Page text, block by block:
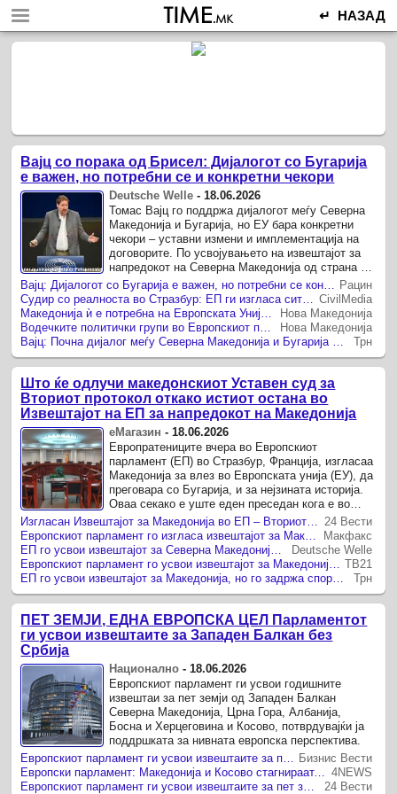
↵ НАЗАД
Вајц со порака од Брисел: Дијалогот со Бугарија
е важен, но потребни се и конкретни чекори
Deutsche Welle - 18.06.2026
Томас Вајц го поддржа дијалогот меѓу Северна
Македонија и Бугарија, но ЕУ бара конкретни
чекори – уставни измени и имплементација на
договорите. По усвојувањето на извештајот за
напредокот на Северна Македонија од страна на
Европскиот парламент во средата (17 јуни),
известувачот ...
Рацин
CivilMedia
Нова Македонија
Нова Македонија
Трн
Што ќе одлучи македонскиот Уставен суд за
Вториот протокол откако истиот остана во
Извештајот на ЕП за напредокот на Македонија
еМагазин - 18.06.2026
Европратениците вчера во Европскиот
парламент (ЕП) во Стразбур, Франција, изгласаа
Македонија за влез во Европската унија (ЕУ), да
преговара со Бугарија, и за нејзината историја.
Оваа секако е уште еден преседан кога е во
прашање европскиот пат на земјава, што ни
една земја не ...
24 Вести
Макфакс
Deutsche Welle
ТВ21
Трн
ПЕТ ЗЕМЈИ, ЕДНА ЕВРОПСКА ЦЕЛ Парламентот
ги усвои извештаите за Западен Балкан без
Србија
Национално -18.06.2026
Европскиот парламент ги усвои годишните
извештаи за пет земји од Западен Балкан
Северна Македонија, Црна Гора, Албанија,
Босна и Херцеговина и Косово, потврдувајќи ја
поддршката за нивната европска перспектива.
Европскиот парламент ги усвои извештаите за пет земји од Западен Балкан Бизнис Вести
Европски парламент: Македонија и Косово стагнираат, Црна Гора и Албанија кон брзо членство 4NEWS
Европскиот парламент ги усвои извештаите за пет земји од Западен Балкан
24 Вести